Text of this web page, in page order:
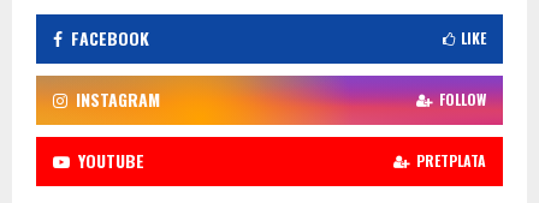
FACEBOOK LIKE
INSTAGRAM FOLLOW
YOUTUBE PRETPLATA